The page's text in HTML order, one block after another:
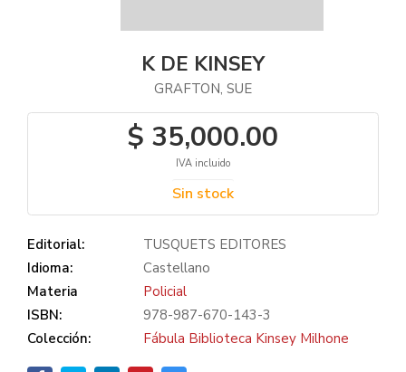
K DE KINSEY
GRAFTON, SUE
$ 35,000.00
IVA incluido
Sin stock
Editorial:
TUSQUETS EDITORES
Idioma:
Castellano
Materia
Policial
ISBN:
978-987-670-143-3
Colección:
Fábula Biblioteca Kinsey Milhone